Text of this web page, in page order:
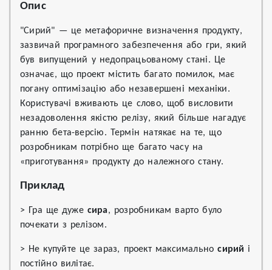
Опис
"Сирий" — це метафоричне визначення продукту,
зазвичай програмного забезпечення або гри, який
був випущений у недопрацьованому стані. Це
означає, що проект містить багато помилок, має
погану оптимізацію або незавершені механіки.
Користувачі вживають це слово, щоб висловити
незадоволення якістю релізу, який більше нагадує
ранню бета-версію. Термін натякає на те, що
розробникам потрібно ще багато часу на
«приготування» продукту до належного стану.
Приклад
> Гра ще дуже сира, розробникам варто було
почекати з релізом.
> Не купуйте це зараз, проект максимальносирий і
постійно вилітає.